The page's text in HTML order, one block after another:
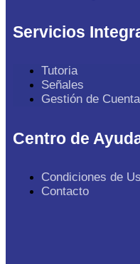
Servicios
Tutoria
Señales
Gestión de
Centro de
Condiciones de
Contacto